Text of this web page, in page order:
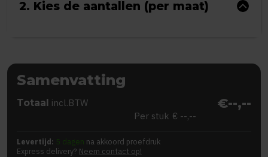
2. Kies de aantallen (per maat)
Samenvatting
Totaal incl.BTW €--,--
Per stuk € --,--
Levertijd: 5 dagen na akkoord proefdruk
Express delivery? Neem contact op!